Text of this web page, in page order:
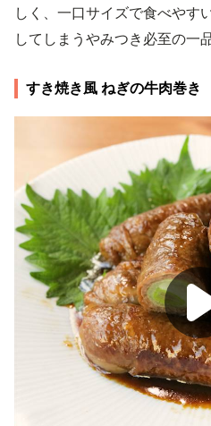
しく、一口サイズで食べやす
してしまうやみつき必至の一
すき焼き風 ねぎの牛肉巻き